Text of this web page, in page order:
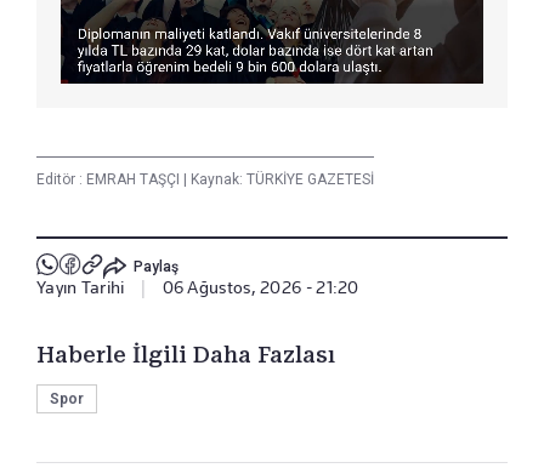
Editör : EMRAH TAŞÇI Kaynak: TÜRKİYE GAZETESİ
Paylaş
Yayın Tarihi 06 Ağustos, 2026 - 21:20
Haberle İlgili Daha Fazlası
Spor